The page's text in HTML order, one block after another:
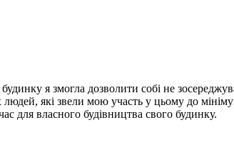
я змогла дозволити собі не
які звели мою участь у цьому до
для власного будівництва свого будинку.